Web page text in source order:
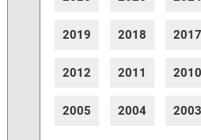
2019 2018
2012 2011
2005 2004